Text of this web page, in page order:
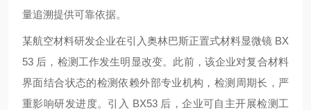
量追溯提供可靠依据。
某航空材料研发企业在引入奥林巴斯正置式材料显微镜 BX
53 后，检测工作发生明显改变。此前，该企业对复合材料
界面结合状态的检测依赖外部专业机构，检测周期长，严
重影响研发进度。引入 BX53 后，企业可自主开展检测工